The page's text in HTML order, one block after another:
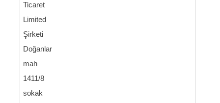
Ticaret
Limited
Şirketi
Doğanlar
mah
1411/8
sokak